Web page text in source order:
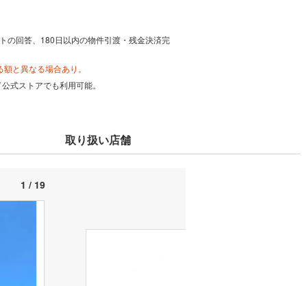
の回答、180日以内の物件引渡・残金決済完
と異なる場合あり。
式ストアでも利用可能。
取り扱い店舗
1 / 19